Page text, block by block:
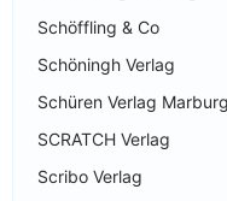
Schöffling & Co
Schöningh Verlag
Schüren Verlag Marburg
SCRATCH Verlag
Scribo Verlag